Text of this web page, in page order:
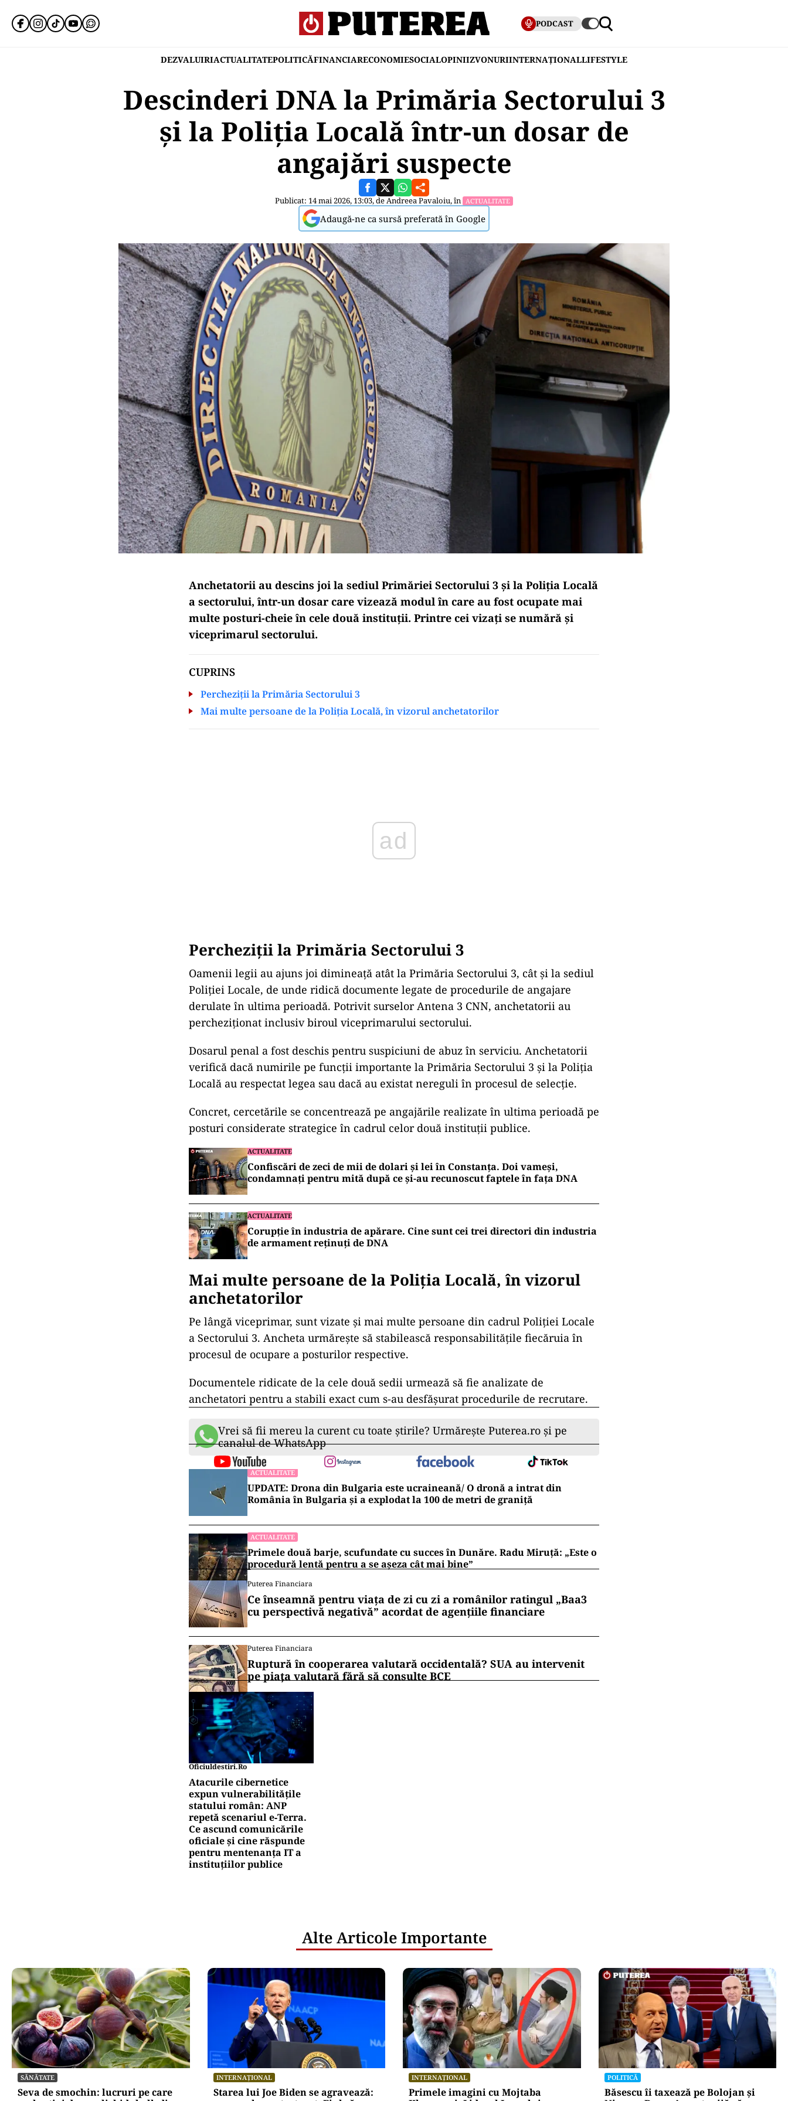
PODCAST
DEZVALUIRIACTUALITATEPOLITICĂFINANCIARECONOMIESOCIALOPINIIZVONURIINTERNAȚIONALLIFESTYLE
Descinderi DNA la Primăria Sectorului 3
și la Poliția Locală într-un dosar de
angajări suspecte
Publicat: 14 mai 2026, 13:03, deAndreea Pavaloiu, în ACTUALITATE
Adaugă-ne ca sursă preferată în Google
Anchetatorii au descins joi la sediul Primăriei Sectorului 3 și la Poliția Locală
a sectorului, într-un dosar care vizează modul în care au fost ocupate mai
multe posturi-cheie în cele două instituții. Printre cei vizați se numără și
viceprimarul sectorului.
CUPRINS
Percheziții la Primăria Sectorului 3
Mai multe persoane de la Poliția Locală, în vizorul anchetatorilor
Percheziții la Primăria Sectorului 3
Oamenii legii au ajuns joi dimineață atât la Primăria Sectorului 3, cât și la sediul
Poliției Locale, de unde ridică documente legate de procedurile de angajare
derulate în ultima perioadă. Potrivit surselor Antena 3 CNN, anchetatorii au
percheziționat inclusiv biroul viceprimarului sectorului.
Dosarul penal a fost deschis pentru suspiciuni de abuz în serviciu. Anchetatorii
verifică dacă numirile pe funcții importante la Primăria Sectorului 3 și la Poliția
Locală au respectat legea sau dacă au existat nereguli în procesul de selecție.
Concret, cercetările se concentrează pe angajările realizate în ultima perioadă pe
posturi considerate strategice în cadrul celor două instituții publice.
ACTUALITATE
Confiscări de zeci de mii de dolari și lei în Constanța. Doi vameși,
condamnați pentru mită după ce și-au recunoscut faptele în fața DNA
ACTUALITATE
Corupție în industria de apărare. Cine sunt cei trei directori din industria
de armament reținuți de DNA
Mai multe persoane de la Poliția Locală, în vizorul
anchetatorilor
Pe lângă viceprimar, sunt vizate și mai multe persoane din cadrul Poliției Locale
a Sectorului 3. Ancheta urmărește să stabilească responsabilitățile fiecăruia în
procesul de ocupare a posturilor respective.
Documentele ridicate de la cele două sedii urmează să fie analizate de
anchetatori pentru a stabili exact cum s-au desfășurat procedurile de recrutare.
Vrei să fii mereu la curent cu toate știrile? Urmărește Puterea.ro și pe
canalul de WhatsApp
ACTUALITATE
UPDATE: Drona din Bulgaria este ucraineană/ O dronă a intrat din
România în Bulgaria şi a explodat la 100 de metri de graniţă
ACTUALITATE
Primele două barje, scufundate cu succes în Dunăre. Radu Miruță: „Este o
procedură lentă pentru a se așeza cât mai bine”
Puterea Financiara
Ce înseamnă pentru viața de zi cu zi a românilor ratingul „Baa3
cu perspectivă negativă” acordat de agențiile financiare
Puterea Financiara
Ruptură în cooperarea valutară occidentală? SUA au intervenit
pe piața valutară fără să consulte BCE
Oficiuldestiri.ro
Atacurile cibernetice
expun vulnerabilitățile
statului român: ANP
repetă scenariul e‑Terra.
Ce ascund comunicările
oficiale și cine răspunde
pentru mentenanța IT a
instituțiilor publice
Alte Articole Importante
SĂNĂTATE
Seva de smochin: lucruri pe care
INTERNAȚIONAL
Starea lui Joe Biden se agravează:
INTERNAȚIONAL
Primele imagini cu Mojtaba
POLITICĂ
Băsescu îi taxează pe Bolojan și